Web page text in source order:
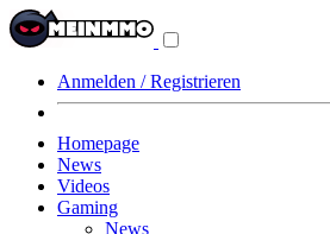
Anmelden / Registrieren
Homepage
News
Videos
Gaming
News